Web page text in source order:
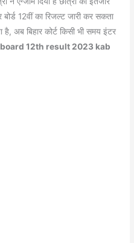
ar
e
बोर्ड 12वीं का रिजल्ट जारी कर सकता
है, अब बिहार कोर्ट किसी भी समय इंटर
12th result 2023 kab